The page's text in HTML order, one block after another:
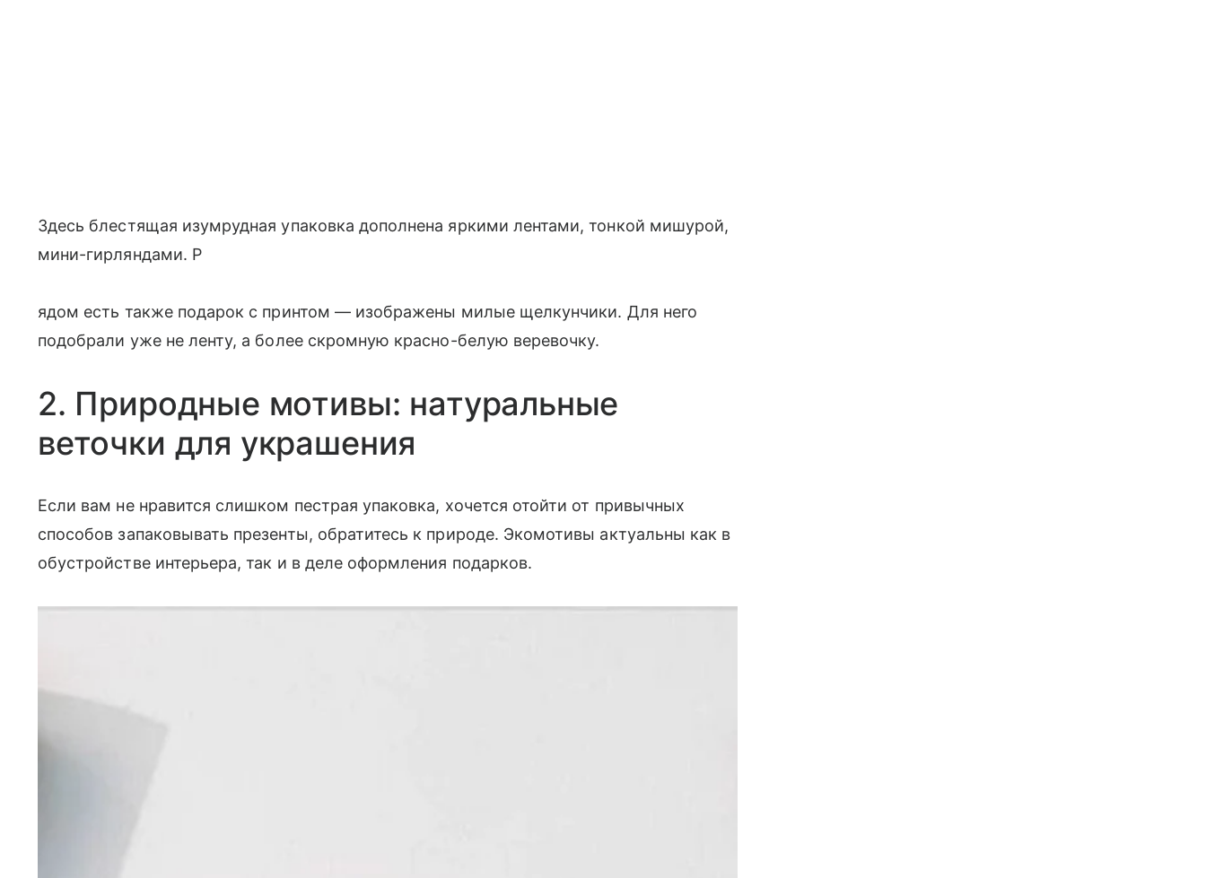
Здесь блестящая изумрудная упаковка дополнена яркими лентами, тонкой мишурой,
мини-гирляндами. Р
ядом есть также подарок с принтом — изображены милые щелкунчики. Для него
подобрали уже не ленту, а более скромную красно-белую веревочку.
2. Природные мотивы: натуральные
веточки для украшения
Если вам не нравится слишком пестрая упаковка, хочется отойти от привычных
способов запаковывать презенты, обратитесь к природе. Экомотивы актуальны как в
обустройстве интерьера, так и в деле оформления подарков.